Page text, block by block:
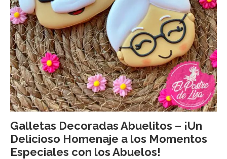
Galletas Decoradas Abuelitos – ¡Un
Delicioso Homenaje a los Momentos
Especiales con los Abuelos!